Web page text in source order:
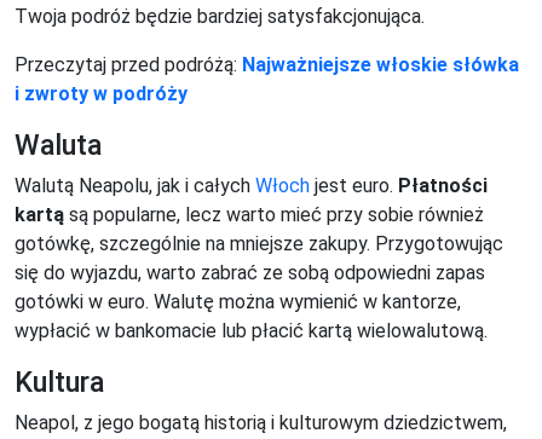
Twoja podróż będzie bardziej satysfakcjonująca.
Przeczytaj przed podróżą: Najważniejsze włoskie słówka
i zwroty w podróży
Waluta
Walutą Neapolu, jak i całych Włoch jest euro. Płatności
kartą są popularne, lecz warto mieć przy sobie również
gotówkę, szczególnie na mniejsze zakupy. Przygotowując
się do wyjazdu, warto zabrać ze sobą odpowiedni zapas
gotówki w euro. Walutę można wymienić w kantorze,
wypłacić w bankomacie lub płacić kartą wielowalutową.
Kultura
Neapol, z jego bogatą historią i kulturowym dziedzictwem,